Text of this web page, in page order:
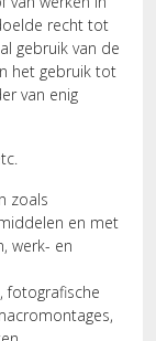
recht tot
gebruik van de
het gebruik tot
van enig
zoals
en met
werk- en
fotografische